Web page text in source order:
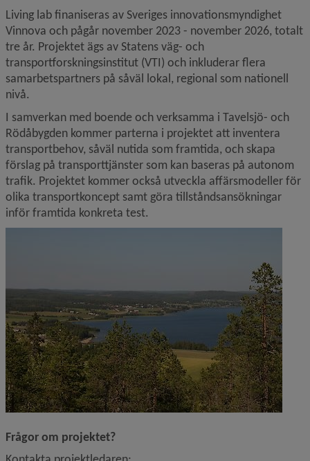
Living lab finaniseras av Sveriges innovationsmyndighet
Vinnova och pågår november 2023 - november 2026, totalt
tre år. Projektet ägs av Statens väg- och
transportforskningsinstitut (VTI) och inkluderar flera
samarbetspartners på såväl lokal, regional som nationell
nivå.
I samverkan med boende och verksamma i Tavelsjö- och
Rödåbygden kommer parterna i projektet att inventera
transportbehov, såväl nutida som framtida, och skapa
förslag på transporttjänster som kan baseras på autonom
trafik. Projektet kommer också utveckla affärsmodeller för
olika transportkoncept samt göra tillståndsansökningar
inför framtida konkreta test.
Frågor om projektet?